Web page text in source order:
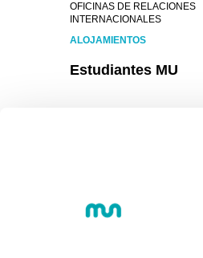
OFICINAS DE RELACIONES
INTERNACIONALES
ALOJAMIENTOS
Estudiantes MU